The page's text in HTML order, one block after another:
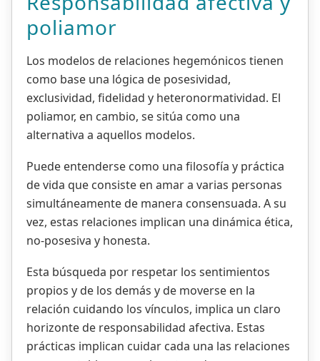
poliamor
Los modelos de relaciones hegemónicos tienen
como base una lógica de posesividad,
exclusividad, fidelidad y heteronormatividad. El
poliamor, en cambio, se sitúa como una
alternativa a aquellos modelos.
Puede entenderse como una filosofía y práctica
de vida que consiste en amar a varias personas
simultáneamente de manera consensuada. A su
vez, estas relaciones implican una dinámica ética,
no-posesiva y honesta.
Esta búsqueda por respetar los sentimientos
propios y de los demás y de moverse en la
relación cuidando los vínculos, implica un claro
horizonte de responsabilidad afectiva. Estas
prácticas implican cuidar cada una las relaciones